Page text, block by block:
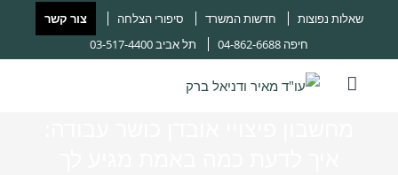
שאלות נפוצות חדשות המשרד סיפורי הצלחה
צור קשר
חיפה 04-862-6688 תל אביב03-517-4400